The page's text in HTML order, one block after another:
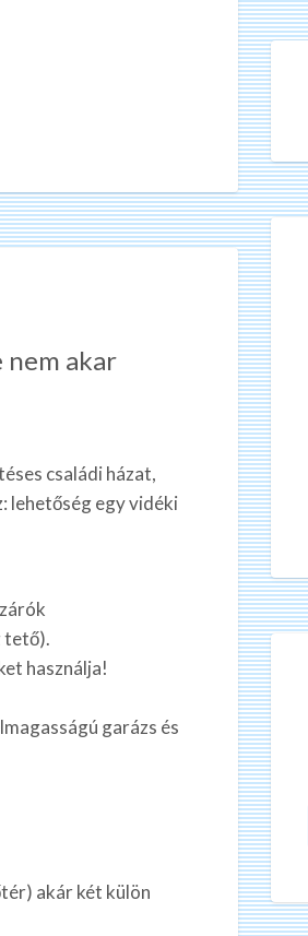
nem akar
családi házat,
lehetőség egy vidéki
tető).
használja!
garázs és
akár két külön